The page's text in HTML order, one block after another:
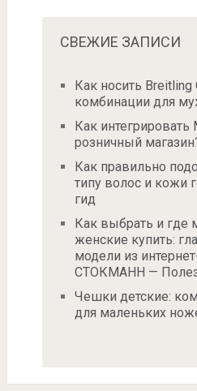
СВЕЖИЕ ЗАПИСИ
Как носить Breitling
комбинации для
Как интегрировать
розничный
Как правильно
типу волос и кожи
гид
Как выбрать и где
женские купить:
модели из
СТОКМАНН —
Чешки детские:
для маленьких